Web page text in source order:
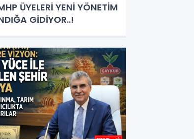
ÜYELERİ YENİ YÖNETİM
GİDİYOR..!